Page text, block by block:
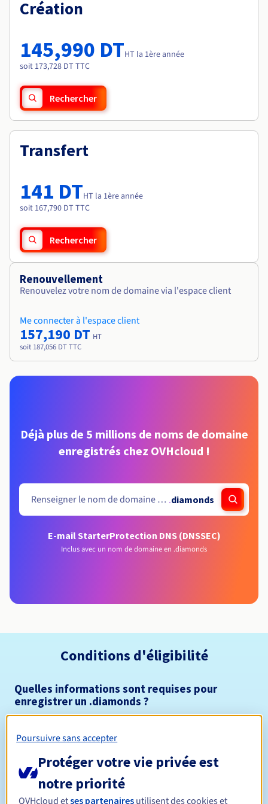
Tarifs
Roadmap & Changelog
Roadmap & Changelog
Création
145,990 DTHT la 1ère année
soit 173,728 DT TTC
Rechercher
Transfert
141 DTHT la 1ère année
soit 167,790 DT TTC
Rechercher
Renouvellement
Renouvelez votre nom de domaine via l'espace client
Me connecter à l'espace client
157,190 DT HT
soit 187,056 DT TTC
Déjà plus de 5 millions de noms de domaine
enregistrés chez OVHcloud !
.diamonds
E-mail StarterProtection DNS (DNSSEC)
Inclus avec un nom de domaine en .diamonds
Conditions d'éligibilité
Quelles informations sont requises pour
enregistrer un .diamonds ?
Ouvert à toutes les personnes physiques ou morales, sans
Règles de gestion et notifications
Durée de réservation
Poursuivre sans accepter
Protéger votre vie privée est
notre priorité
OVHcloud etses partenaires utilisent des cookies et